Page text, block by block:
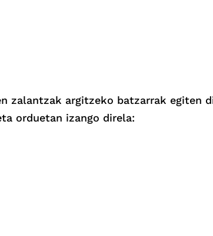
zalantzak argitzeko batzarrak egiten
orduetan izango direla: